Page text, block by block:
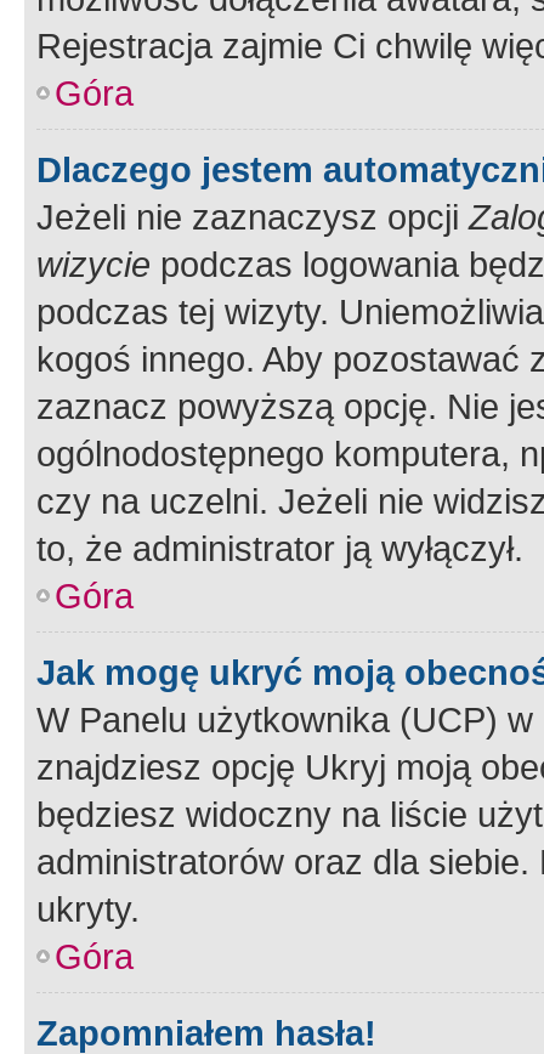
Rejestracja zajmie Ci chwilę
Góra
Dlaczego jestem
Jeżeli nie zaznaczysz opcji
wizycie podczas logowania
podczas tej wizyty.
kogoś innego. Aby pozostawać
zaznacz powyższą opcję. Nie
ogólnodostępnego komputera,
czy na uczelni. Jeżeli nie
to, że administrator ją wyłączył.
Góra
Jak mogę ukryć moją
W Panelu użytkownika (UCP) w
znajdziesz opcję Ukryj moją
będziesz widoczny na liście
administratorów oraz dla
ukryty.
Góra
Zapomniałem hasła!